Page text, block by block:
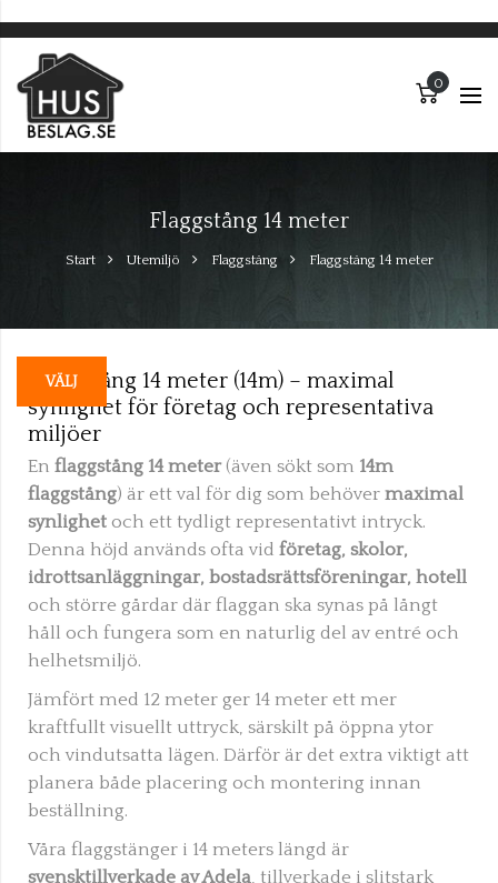
Flaggstång 14 meter
Start Utemiljö Flaggstång Flaggstång 14 meter
Flaggstång 14 meter (14m) – maximal
synlighet för företag och representativa
miljöer
En flaggstång 14 meter(även sökt som 14m
flaggstång) är ett val för dig som behöver maximal
synlighet och ett tydligt representativt intryck.
Denna höjd används ofta vid företag, skolor,
idrottsanläggningar, bostadsrättsföreningar, hotell
och större gårdar där flaggan ska synas på långt
håll och fungera som en naturlig del av entré och
helhetsmiljö.
Jämfört med 12 meter ger 14 meter ett mer
kraftfullt visuellt uttryck, särskilt på öppna ytor
och vindutsatta lägen. Därför är det extra viktigt att
planera både placering och montering innan
beställning.
Våra flaggstänger i 14 meters längd är
svensktillverkade av Adela, tillverkade i slitstark
VÄLJ